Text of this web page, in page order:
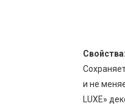
Свойства:
и не
LUXE»